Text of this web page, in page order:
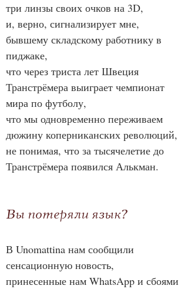
три линзы своих очков на 3D,
и, верно, сигнализирует мне,
бывшему складскому работнику в
пиджаке,
что через триста лет Швеция
Транстрёмера выиграет чемпионат
мира по футболу,
что мы одновременно переживаем
дюжину коперниканских революций,
не понимая, что за тысячелетие до
Транстрёмера появился Алькман.
Вы потеряли язык?
В Unomattina нам сообщили
сенсационную новость,
принесенные нам WhatsApp и сбоями